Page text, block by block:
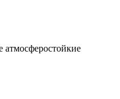
атмосферостойкие